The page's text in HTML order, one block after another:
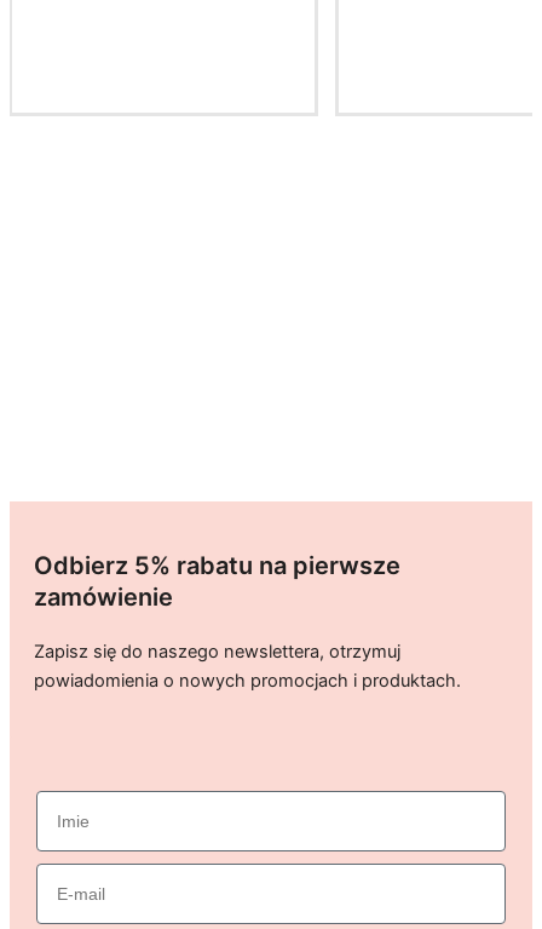
Odbierz 5% rabatu na pierwsze
zamówienie
Zapisz się do naszego newslettera, otrzymuj
powiadomienia o nowych promocjach i produktach.
imie
Email